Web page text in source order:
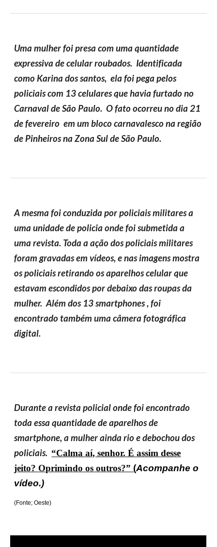
Uma mulher foi presa com uma quantidade
expressiva de celular roubados. Identificada
como Karina dos santos, ela foi pega pelos
policiais com 13 celulares que havia furtado no
Carnaval de São Paulo. O fato ocorreu no dia 21
de fevereiro em um bloco carnavalesco na região
de Pinheiros na Zona Sul de São Paulo.
A mesma foi conduzida por policiais militares a
uma unidade de policia onde foi submetida a
uma revista. Toda a ação dos policiais militares
foram gravadas em vídeos, e nas imagens mostra
os policiais retirando os aparelhos celular que
estavam escondidos por debaixo das roupas da
mulher. Além dos 13 smartphones , foi
encontrado também uma câmera fotográfica
digital.
Durante a revista policial onde foi encontrado
toda essa quantidade de aparelhos de
smartphone, a mulher ainda rio e debochou dos
policiais. “Calma aí, senhor. É assim desse
jeito? Oprimindo os outros?” (Acompanhe o
vídeo.)
(Fonte; Oeste)